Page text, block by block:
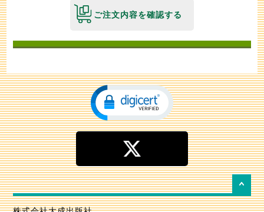
ご注文内容を確認する